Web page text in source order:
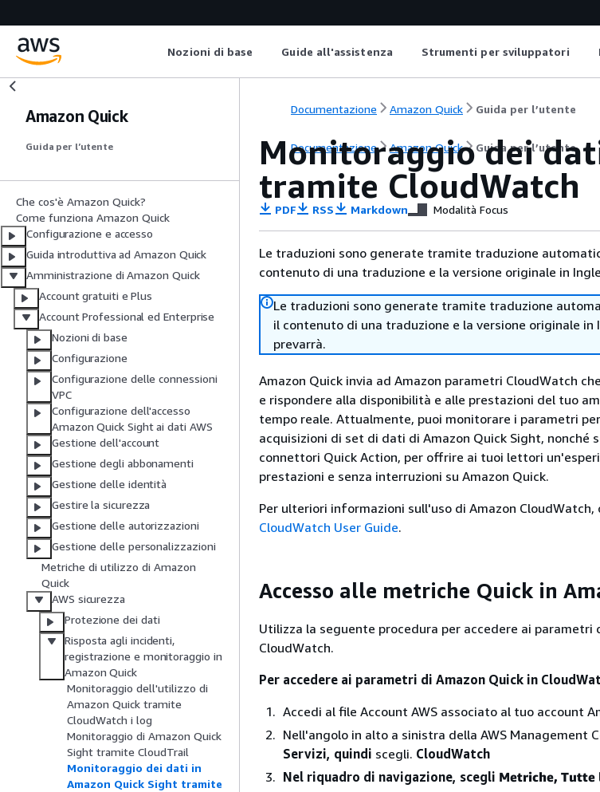
Nozioni di base Guide all'assistenza Strumenti per sviluppatori
Amazon Quick
Guida per l’utente
Che cos'è Amazon Quick?
Come funziona Amazon Quick
Configurazione e accesso
Guida introduttiva ad Amazon Quick
Amministrazione di Amazon Quick
Account gratuiti e Plus
Account Professional ed Enterprise
Nozioni di base
Configurazione
Configurazione delle connessioni
VPC
Configurazione dell'accesso
Amazon Quick Sight ai dati AWS
Gestione dell'account
Gestione degli abbonamenti
Gestione delle identità
Gestire la sicurezza
Gestione delle autorizzazioni
Gestione delle personalizzazioni
Metriche di utilizzo di Amazon
Quick
AWS sicurezza
Protezione dei dati
Risposta agli incidenti,
registrazione e monitoraggio in
Amazon Quick
Monitoraggio dell'utilizzo di
Amazon Quick tramite
CloudWatch i log
Monitoraggio di Amazon Quick
Sight tramite CloudTrail
Monitoraggio dei dati in
Amazon Quick Sight tramite
Documentazione Amazon Quick Guida per l’utente
Documentazione Amazon Quick Guida per l’utente
Monitoraggio dei
tramite CloudWatch
PDF RSS Markdown Modalità Focus
Le traduzioni sono generate tramite traduzione
contenuto di una traduzione e la versione originale in
Le traduzioni sono generate tramite traduzione
il contenuto di una traduzione e la versione originale
prevarrà.
Amazon Quick invia ad Amazon parametri CloudWatch
e rispondere alla disponibilità e alle prestazioni del tuo
tempo reale. Attualmente, puoi monitorare i parametri
acquisizioni di set di dati di Amazon Quick Sight,
connettori Quick Action, per offrire ai tuoi lettori
prestazioni e senza interruzioni su Amazon Quick.
Per ulteriori informazioni sull'uso di Amazon CloudWatch,
CloudWatch User Guide.
Accesso alle metriche Quick in
Utilizza la seguente procedura per accedere ai parametri
CloudWatch.
Per accedere ai parametri di Amazon Quick in
Accedi al file Account AWS associato al tuo account
Nell'angolo in alto a sinistra della AWS Management
Servizi, quindi scegli. CloudWatch
Nel riquadro di navigazione, scegli Metriche, Tutte